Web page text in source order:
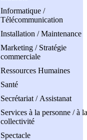
Informatique /
Télécommunication
Installation / Maintenance
Marketing / Stratégie
commerciale
Ressources Humaines
Santé
Secrétariat / Assistanat
Services à la personne / à la
collectivité
Spectacle